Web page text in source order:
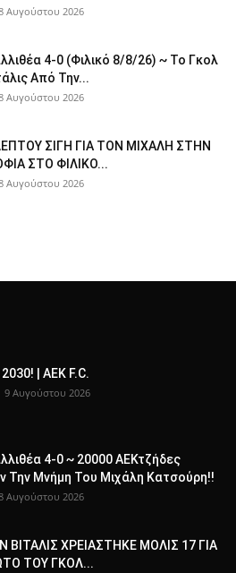
Αυγούστου 2026
4-0 (Φιλικό 8/8/26) ~ Το Γκολ
Από Την...
Αυγούστου 2026
ΣΙΓΗ ΓΙΑ ΤΟΝ ΜΙΧΑΛΗ ΣΤΗΝ
ΣΤΟ ΦΙΛΙΚΟ...
Αυγούστου 2026
| AEK F.C.
9 Αυγούστου 2026
4-0 ~ 20000 ΑΕΚτζήδες
Την Μνήμη Του Μιχάλη Κατσούρη!!
Αυγούστου 2026
ΒΙΤΑΛΙΣ ΧΡΕΙΑΣΤΗΚΕ ΜΟΛΙΣ 17 ΓΙΑ
ΤΟΥ ΓΚΟΛ...